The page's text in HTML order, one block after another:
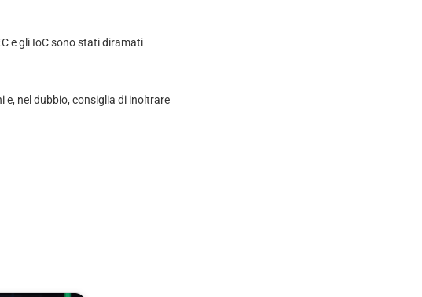
e gli IoC sono stati diramati
e, nel dubbio, consiglia di inoltrare